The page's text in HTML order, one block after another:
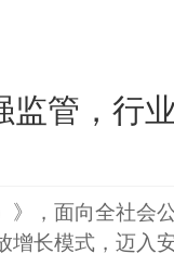
管，行
，面向全社会
长模式，迈入